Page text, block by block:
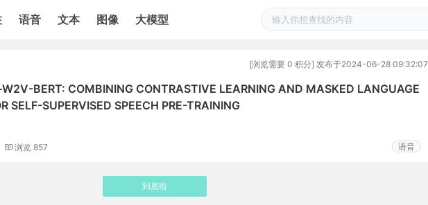
语音 文本 图像 大模型
[浏览需要 0 积分] 发布于2024-06-28 09:32:07
BERT: COMBINING CONTRASTIVE LEARNING AND MASKED LANGUAGE
SELF-SUPERVISED SPEECH PRE-TRAINING
浏览 857 语音
到底啦